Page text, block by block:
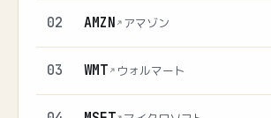
02 AMZN アマゾン
03 WMT ウォルマート